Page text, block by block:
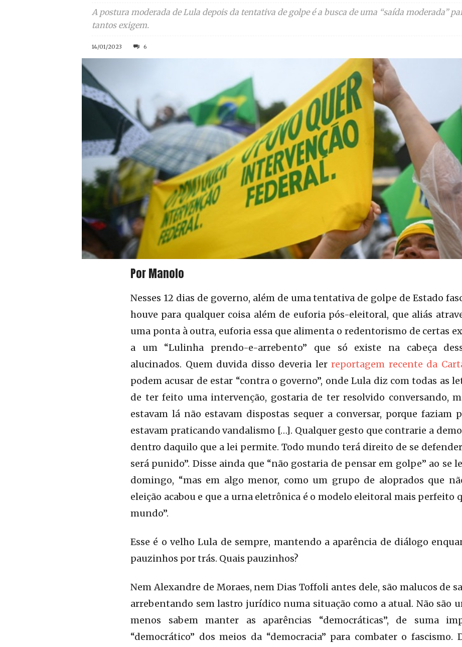
A postura moderada de Lula depois da tentativa de golpe é a busca de uma “saída moderada”
tantos exigem.
14/01/2023 6
Por Manolo
Nesses 12 dias de governo, além de uma tentativa de golpe de Estado
houve para qualquer coisa além de euforia pós-eleitoral, que aliás
uma ponta à outra, euforia essa que alimenta o redentorismo de certas
a um “Lulinha prendo-e-arrebento” que só existe na cabeça
alucinados. Quem duvida disso deveria ler reportagem recente da
podem acusar de estar “contra o governo”, onde Lula diz com todas as
de ter feito uma intervenção, gostaria de ter resolvido conversando,
estavam lá não estavam dispostas sequer a conversar, porque faziam
estavam praticando vandalismo […]. Qualquer gesto que contrarie a
dentro daquilo que a lei permite. Todo mundo terá direito de se
será punido”. Disse ainda que “não gostaria de pensar em golpe” ao se
domingo, “mas em algo menor, como um grupo de aloprados que
eleição acabou e que a urna eletrônica é o modelo eleitoral mais perfeito
mundo”.
Esse é o velho Lula de sempre, mantendo a aparência de diálogo
pauzinhos por trás. Quais pauzinhos?
Nem Alexandre de Moraes, nem Dias Toffoli antes dele, são malucos de
arrebentando sem lastro jurídico numa situação como a atual. Não são
menos sabem manter as aparências “democráticas”, de suma
“democrático” dos meios da “democracia” para combater o fascismo.